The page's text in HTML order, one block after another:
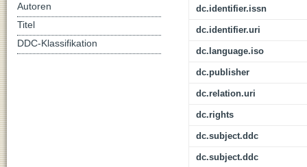
dc.identifier.issn
dc.identifier.uri
dc.language.iso
dc.publisher
dc.relation.uri
dc.rights
dc.subject.ddc
dc.subject.ddc
Autoren
Titel
DDC-Klassifikation